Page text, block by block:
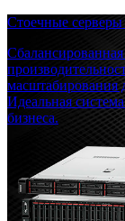
Стоечные
масштабирования
Идеальная
бизнеса.